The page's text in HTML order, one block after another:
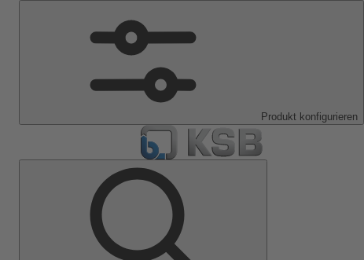
Produkt konfigurieren